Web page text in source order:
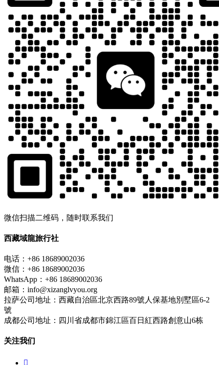
微信扫描二维码，随时联系我们
西藏域龍旅行社
电话：+86 18689002036
微信：+86 18689002036
WhatsApp：+86 18689002036
邮箱：info@xizanglvyou.org
拉萨公司地址：西藏自治區北京西路89號人保基地別墅區6-2
號
成都公司地址：四川省成都市錦江區百日紅西路創意山6栋
关注我们
